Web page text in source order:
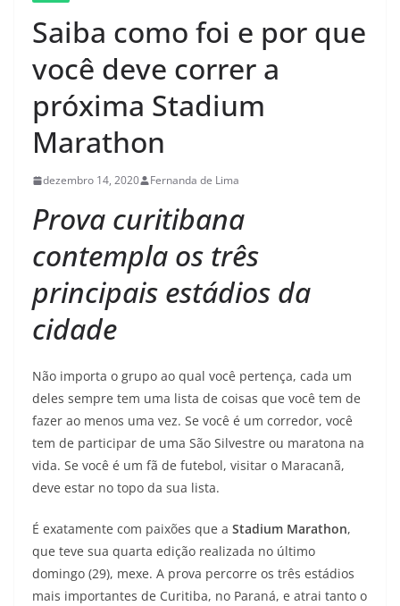
Saiba como foi e por que
você deve correr a
próxima Stadium
Marathon
dezembro 14, 2020 Fernanda de Lima
Prova curitibana
contempla os três
principais estádios da
cidade
Não importa o grupo ao qual você pertença, cada um
deles sempre tem uma lista de coisas que você tem de
fazer ao menos uma vez. Se você é um corredor, você
tem de participar de uma São Silvestre ou maratona na
vida. Se você é um fã de futebol, visitar o Maracanã,
deve estar no topo da sua lista.
É exatamente com paixões que a Stadium Marathon,
que teve sua quarta edição realizada no último
domingo (29), mexe. A prova percorre os três estádios
mais importantes de Curitiba, no Paraná, e atrai tanto o